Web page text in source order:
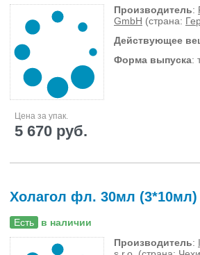
Производитель:
GmbH (страна:
Действующее
Форма выпуска:
Цена за упак.
5 670 руб.
Холагол фл. 30мл (3*10мл)
Есть в наличии
Производитель: